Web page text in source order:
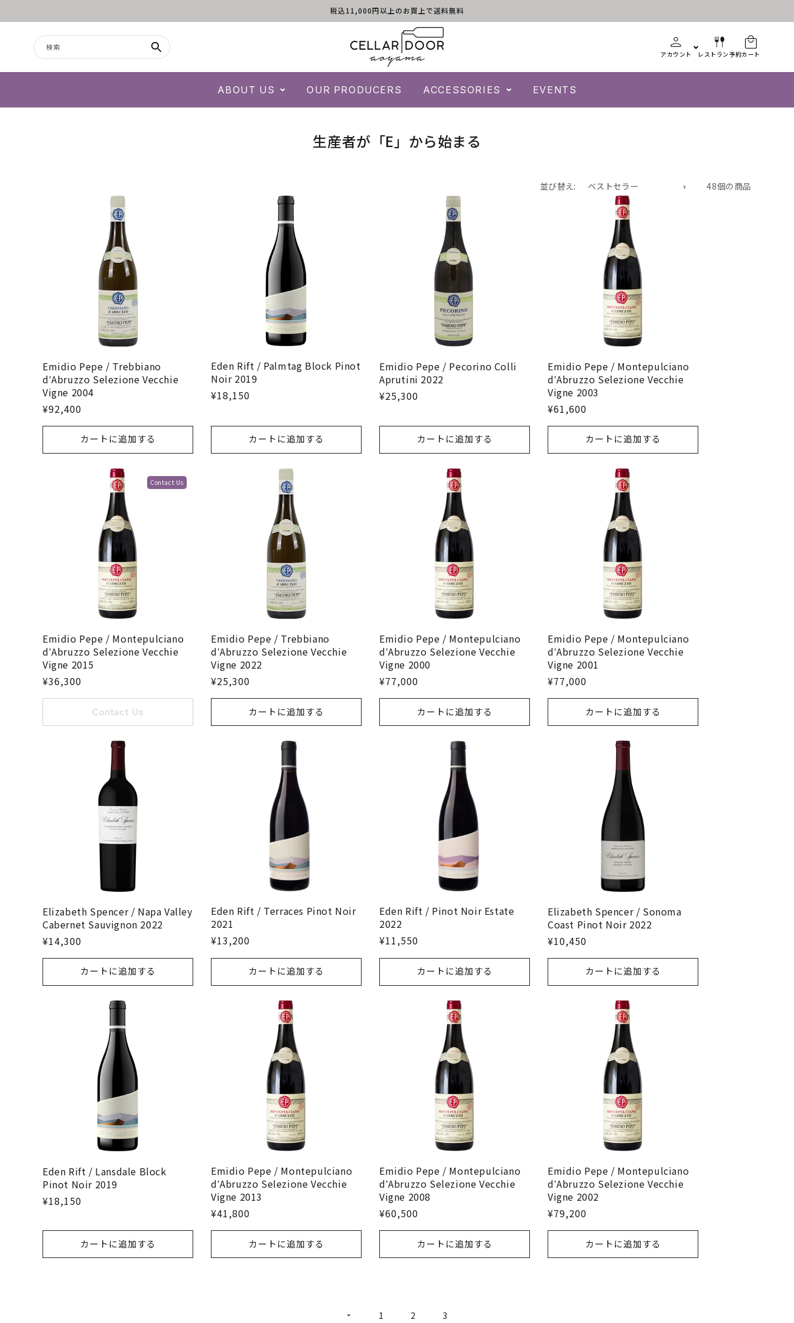
税込11,000円以上のお買上で送料無料
検索
アカウント レストラン予約カート
ABOUT US OUR PRODUCERS ACCESSORIES EVENTS
コ
生産者が「E」から始まる
並び替え: 48個の商品
Emidio Pepe / Trebbiano
dʼAbruzzo Selezione Vecchie
Vigne 2004
¥92,400
カートに追加する
Eden Rift / Palmtag Block Pinot
Noir 2019
¥18,150
カートに追加する
Emidio Pepe / Pecorino Colli
Aprutini 2022
¥25,300
カートに追加する
Emidio Pepe / Montepulciano
dʼAbruzzo Selezione Vecchie
Vigne 2003
¥61,600
カートに追加する
Contact Us
Emidio Pepe / Montepulciano
dʼAbruzzo Selezione Vecchie
Vigne 2015
¥36,300
Contact Us
Emidio Pepe / Trebbiano
dʼAbruzzo Selezione Vecchie
Vigne 2022
¥25,300
カートに追加する
Emidio Pepe / Montepulciano
dʼAbruzzo Selezione Vecchie
Vigne 2000
¥77,000
カートに追加する
Emidio Pepe / Montepulciano
dʼAbruzzo Selezione Vecchie
Vigne 2001
¥77,000
カートに追加する
Elizabeth Spencer / Napa Valley
Cabernet Sauvignon 2022
¥14,300
カートに追加する
Eden Rift / Terraces Pinot Noir
2021
¥13,200
カートに追加する
Eden Rift / Pinot Noir Estate
2022
¥11,550
カートに追加する
Elizabeth Spencer / Sonoma
Coast Pinot Noir 2022
¥10,450
カートに追加する
Eden Rift / Lansdale Block
Pinot Noir 2019
¥18,150
カートに追加する
Emidio Pepe / Montepulciano
dʼAbruzzo Selezione Vecchie
Vigne 2013
¥41,800
カートに追加する
Emidio Pepe / Montepulciano
dʼAbruzzo Selezione Vecchie
Vigne 2008
¥60,500
カートに追加する
Emidio Pepe / Montepulciano
dʼAbruzzo Selezione Vecchie
Vigne 2002
¥79,200
カートに追加する
1 2 3